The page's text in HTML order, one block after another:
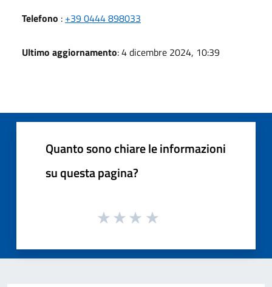
Telefono : +39 0444 898033
Ultimo aggiornamento: 4 dicembre 2024, 10:39
Quanto sono chiare le informazioni
su questa pagina?